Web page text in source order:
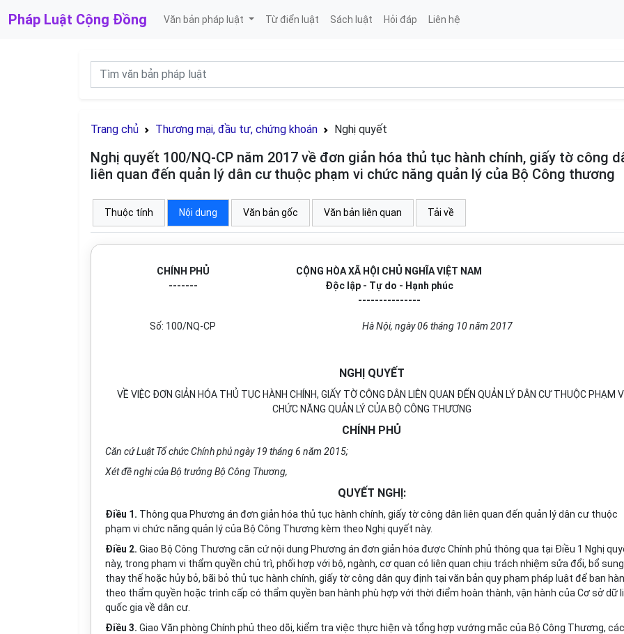
Pháp Luật Cộng Đồng Văn bản pháp luật Từ điển luật Sách luật Hỏi đáp Liên hệ
Trang chủ Thương mại, đầu tư, chứng khoán Nghị quyết
Nghị quyết 100/NQ-CP năm 2017 về đơn giản hóa thủ tục hành chính, giấy tờ công
liên quan đến quản lý dân cư thuộc phạm vi chức năng quản lý của Bộ Công thương
Thuộc tính Nội dung Văn bản gốc Văn bản liên quan Tải về
CHÍNH PHỦ
-------
CỘNG HÒA XÃ HỘI CHỦ NGHĨA VIỆT NAM
Độc lập - Tự do - Hạnh phúc
---------------
Số: 100/NQ-CP Hà Nội, ngày06 tháng 10năm 2017
NGHỊ QUYẾT
VỀ VIỆC ĐƠN GIẢN HÓA THỦ TỤC HÀNH CHÍNH, GIẤY TỜ CÔNG DÂN LIÊN QUAN ĐẾN QUẢN LÝ DÂN CƯ THUỘC PHẠM
CHỨC NĂNG QUẢN LÝ CỦA BỘ CÔNG THƯƠNG
CHÍNH PHỦ
Căn cứ Luật Tổ chức Chính phủ ngày 19 tháng 6 năm 2015;
Xét đề nghị của Bộ trưởng Bộ Công Thương,
QUYẾT NGHỊ:
Điều 1. Thông qua Phương án đơn giản hóa thủ tục hành chính, giấy tờ công dân liên quan đến quản lý dân cư thuộc
phạm vi chức năng quản lý của Bộ Công Thương kèm theo Nghị quyết này.
Điều 2. Giao Bộ Công Thương căn cứ nội dung Phương án đơn giản hóa được Chính phủ thông qua tại Điều 1 Nghị
này, trong phạm vi thẩm quyền chủ trì, phối hợp với bộ, ngành, cơ quan có liên quan chịu trách nhiệm sửa đổi, bổ
thay thế hoặc hủy bỏ, bãi bỏ thủ tục hành chính, giấy tờ công dân quy định tại văn bản quy phạm pháp luật để ban
theo thẩm quyền hoặc trình cấp có thẩm quyền ban hành phù hợp với thời điểm hoàn thành, vận hành của Cơ sở dữ
quốc gia về dân cư.
Điều 3. Giao Văn phòng Chính phủ theo dõi, kiểm tra việc thực hiện và tổng hợp vướng mắc của Bộ Công Thương, các